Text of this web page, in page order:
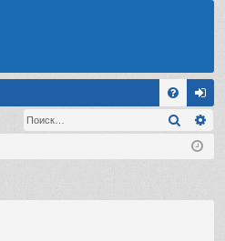
FA хо
д
Поиск